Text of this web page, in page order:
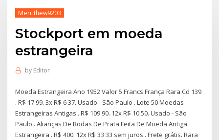
Merrithew9203
Stockport em moeda
estrangeira
by Editor
Moeda Estrangeira Ano 1952 Valor 5 Francs França Rara Cd 139
. R$ 17 99. 3x R$ 6 37. Usado - São Paulo . Lote 50 Moedas
Estrangeiras Antigas . R$ 109 90. 12x R$ 10 50. Usado - São
Paulo . Alianças De Bodas De Prata Feita De Moeda Antiga
Estrangeira . R$ 400. 12x R$ 33 33 sem juros . Frete grátis. Rara